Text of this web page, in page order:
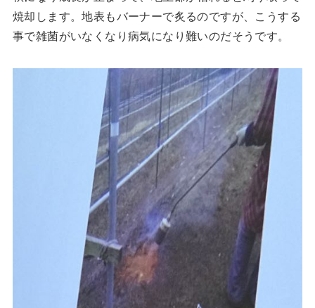
焼却します。地表もバーナーで炙るのですが、こうする
事で雑菌がいなくなり病気になり難いのだそうです。